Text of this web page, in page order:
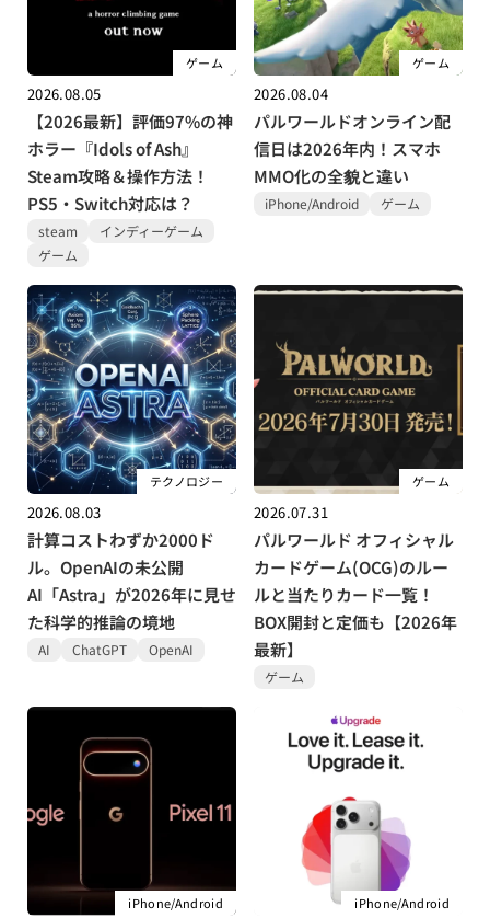
ゲーム
2026.08.05
【2026最新】評価97%の神
ホラー『Idols of Ash』
Steam攻略＆操作方法！
PS5・Switch対応は？
steam
インディーゲーム
ゲーム
ゲーム
2026.08.04
パルワールドオンライン配
信日は2026年内！スマホ
MMO化の全貌と違い
iPhone/Android ゲーム
テクノロジー
2026.08.03
計算コストわずか2000ド
ル。OpenAIの未公開
AI「Astra」が2026年に見せ
た科学的推論の境地
AI ChatGPT OpenAI
ゲーム
2026.07.31
パルワールド オフィシャル
カードゲーム(OCG)のルー
ルと当たりカード一覧！
BOX開封と定価も【2026年
最新】
ゲーム
iPhone/Android iPhone/Android